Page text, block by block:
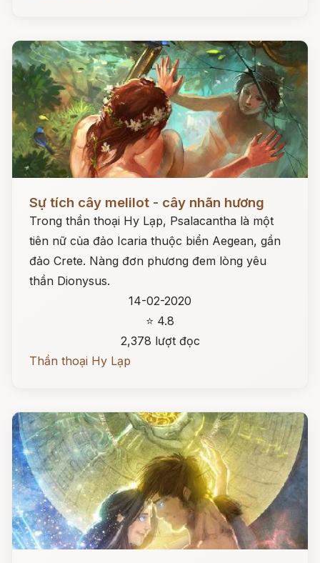
Sự tích cây melilot - cây nhãn hương
Trong thần thoại Hy Lạp, Psalacantha là một
tiên nữ của đảo Icaria thuộc biển Aegean, gần
đảo Crete. Nàng đơn phương đem lòng yêu
thần Dionysus.
14-02-2020
⭐ 4.8
2,378 lượt đọc
Thần thoại Hy Lạp